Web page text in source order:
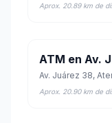
Aprox. 20.89 km de
ATM en Av.
Av. Juárez 38,
Aprox. 20.90 km de